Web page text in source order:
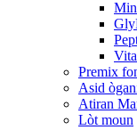
Premix
Asid
Atiran
Lòt moun